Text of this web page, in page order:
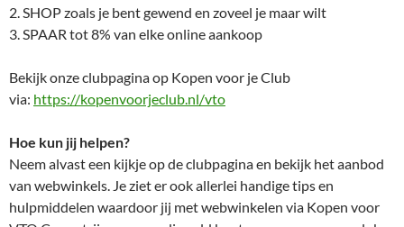
2. SHOP zoals je bent gewend en zoveel je maar wilt
3. SPAAR tot 8% van elke online aankoop
Bekijk onze clubpagina op Kopen voor je Club
via: https://kopenvoorjeclub.nl/vto
Hoe kun jij helpen?
Neem alvast een kijkje op de clubpagina en bekijk het aanbod
van webwinkels. Je ziet er ook allerlei handige tips en
hulpmiddelen waardoor jij met webwinkelen via Kopen voor